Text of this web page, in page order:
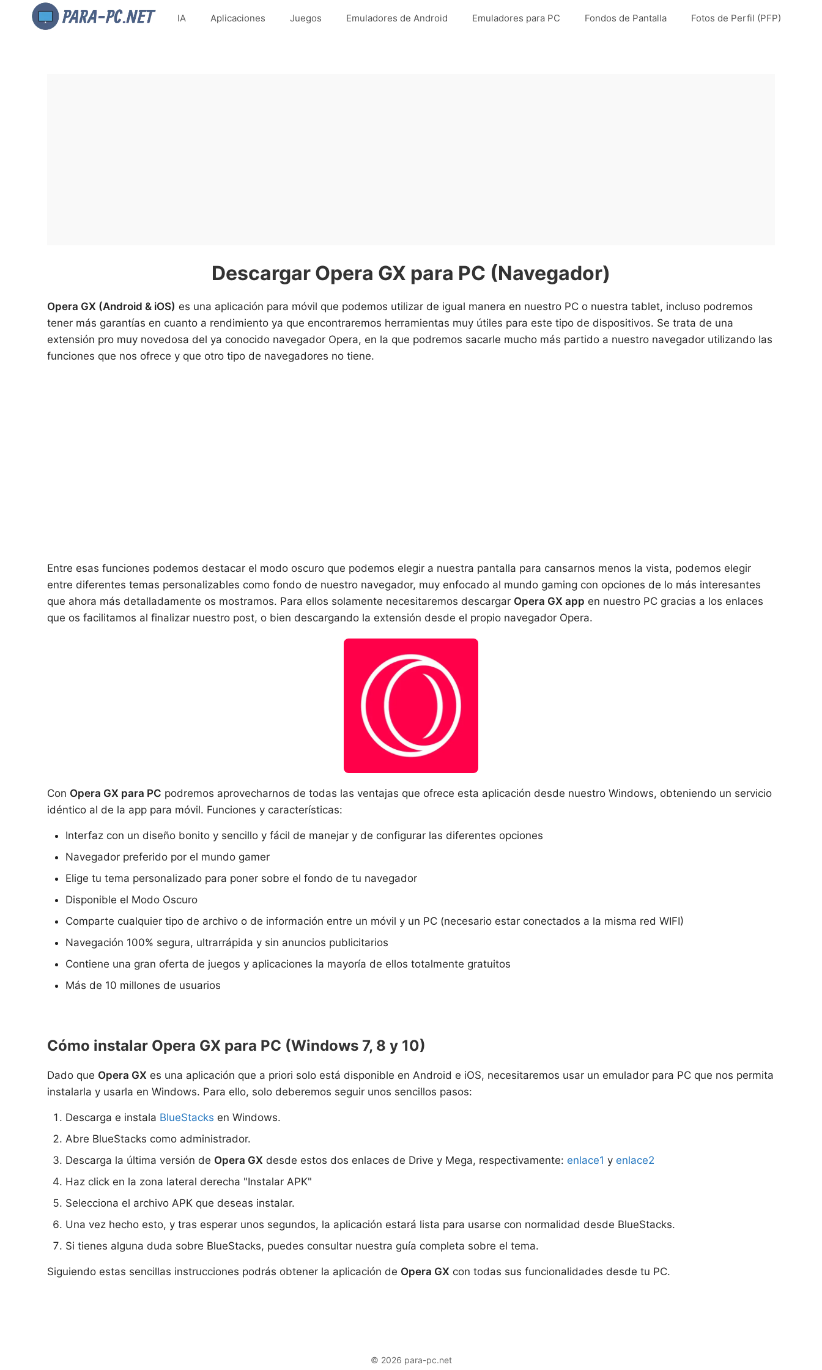
IA Aplicaciones Juegos Emuladores de Android Emuladores para PC Fondos de Pantalla Fotos de Perfil (PFP)
Descargar Opera GX para PC (Navegador)
Opera GX (Android & iOS) es una aplicación para móvil que podemos utilizar de igual manera en nuestro PC o nuestra tablet, incluso podremos
tener más garantías en cuanto a rendimiento ya que encontraremos herramientas muy útiles para este tipo de dispositivos. Se trata de una
extensión pro muy novedosa del ya conocido navegador Opera, en la que podremos sacarle mucho más partido a nuestro navegador utilizando las
funciones que nos ofrece y que otro tipo de navegadores no tiene.
Entre esas funciones podemos destacar el modo oscuro que podemos elegir a nuestra pantalla para cansarnos menos la vista, podemos elegir
entre diferentes temas personalizables como fondo de nuestro navegador, muy enfocado al mundo gaming con opciones de lo más interesantes
que ahora más detalladamente os mostramos. Para ellos solamente necesitaremos descargar Opera GX app en nuestro PC gracias a los enlaces
que os facilitamos al finalizar nuestro post, o bien descargando la extensión desde el propio navegador Opera.
Con Opera GX para PC podremos aprovecharnos de todas las ventajas que ofrece esta aplicación desde nuestro Windows, obteniendo un servicio
idéntico al de la app para móvil. Funciones y características:
Interfaz con un diseño bonito y sencillo y fácil de manejar y de configurar las diferentes opciones
Navegador preferido por el mundo gamer
Elige tu tema personalizado para poner sobre el fondo de tu navegador
Disponible el Modo Oscuro
Comparte cualquier tipo de archivo o de información entre un móvil y un PC (necesario estar conectados a la misma red WIFI)
Navegación 100% segura, ultrarrápida y sin anuncios publicitarios
Contiene una gran oferta de juegos y aplicaciones la mayoría de ellos totalmente gratuitos
Más de 10 millones de usuarios
Cómo instalar Opera GX para PC (Windows 7, 8 y 10)
Dado que Opera GX es una aplicación que a priori solo está disponible en Android e iOS, necesitaremos usar un emulador para PC que nos permita
instalarla y usarla en Windows. Para ello, solo deberemos seguir unos sencillos pasos:
Descarga e instala BlueStacks en Windows.
Abre BlueStacks como administrador.
Descarga la última versión de Opera GX desde estos dos enlaces de Drive y Mega, respectivamente: enlace1 y enlace2
Haz click en la zona lateral derecha "Instalar APK"
Selecciona el archivo APK que deseas instalar.
Una vez hecho esto, y tras esperar unos segundos, la aplicación estará lista para usarse con normalidad desde BlueStacks.
Si tienes alguna duda sobre BlueStacks, puedes consultar nuestra guía completa sobre el tema.
Siguiendo estas sencillas instrucciones podrás obtener la aplicación de Opera GX con todas sus funcionalidades desde tu PC.
© 2026 para-pc.net